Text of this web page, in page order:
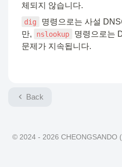
체되지 않습니다.
dig
명령으로는 사설
만,
nslookup
명령으로는
문제가 지속됩니다.
Back
© 2024 - 2026 CHEONGSANDO (